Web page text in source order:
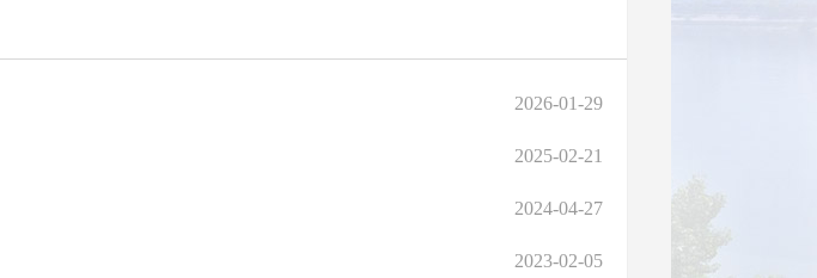
2026-01-29
2025-02-21
2024-04-27
2023-02-05